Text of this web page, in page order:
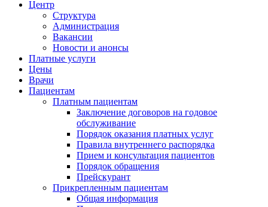
Центр
Структура
Администрация
Вакансии
Новости и анонсы
Платные услуги
Цены
Врачи
Пациентам
Платным пациентам
Заключение договоров на годовое
обслуживание
Порядок оказания платных услуг
Правила внутреннего распорядка
Прием и консультация пациентов
Порядок обращения
Прейскурант
Прикрепленным пациентам
Общая информация